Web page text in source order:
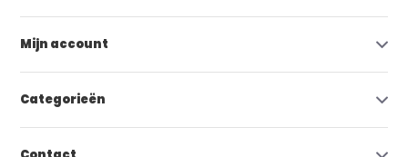
Mijn account
Categorieën